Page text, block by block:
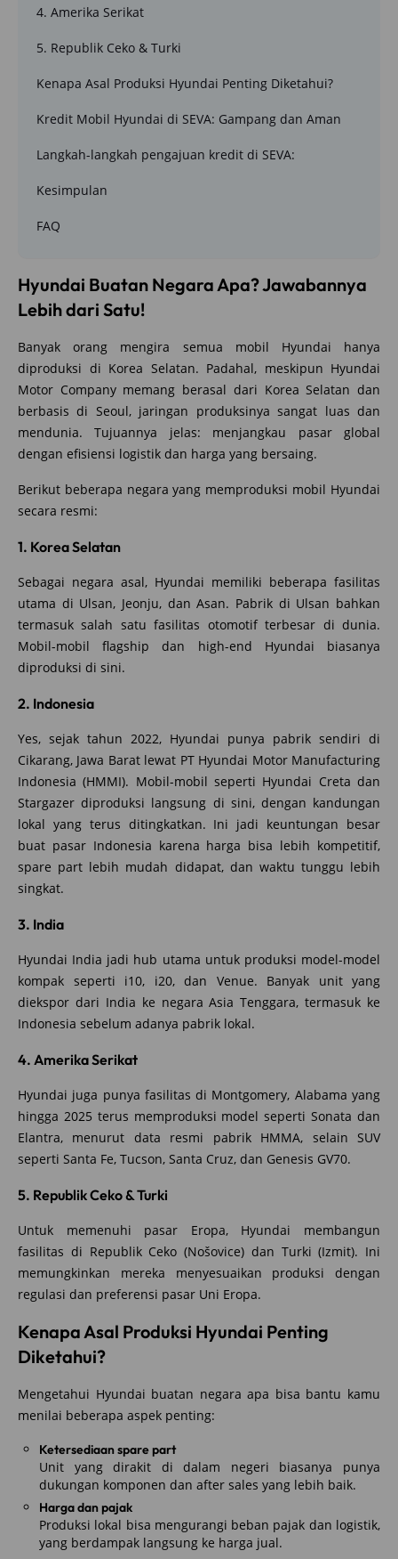
4. Amerika Serikat
5. Republik Ceko & Turki
Kenapa Asal Produksi Hyundai Penting Diketahui?
Kredit Mobil Hyundai di SEVA: Gampang dan Aman
Langkah-langkah pengajuan kredit di SEVA:
Kesimpulan
FAQ
Hyundai Buatan Negara Apa? Jawabannya
Lebih dari Satu!
Banyak orang mengira semua mobil Hyundai hanya
diproduksi di Korea Selatan. Padahal, meskipun Hyundai
Motor Company memang berasal dari Korea Selatan dan
berbasis di Seoul, jaringan produksinya sangat luas dan
mendunia. Tujuannya jelas: menjangkau pasar global
dengan efisiensi logistik dan harga yang bersaing.
Berikut beberapa negara yang memproduksi mobil Hyundai
secara resmi:
1. Korea Selatan
Sebagai negara asal, Hyundai memiliki beberapa fasilitas
utama di Ulsan, Jeonju, dan Asan. Pabrik di Ulsan bahkan
termasuk salah satu fasilitas otomotif terbesar di dunia.
Mobil-mobil flagship dan high-end Hyundai biasanya
diproduksi di sini.
2. Indonesia
Yes, sejak tahun 2022, Hyundai punya pabrik sendiri di
Cikarang, Jawa Barat lewat PT Hyundai Motor Manufacturing
Indonesia (HMMI). Mobil-mobil seperti Hyundai Creta dan
Stargazer diproduksi langsung di sini, dengan kandungan
lokal yang terus ditingkatkan. Ini jadi keuntungan besar
buat pasar Indonesia karena harga bisa lebih kompetitif,
spare part lebih mudah didapat, dan waktu tunggu lebih
singkat.
3. India
Hyundai India jadi hub utama untuk produksi model-model
kompak seperti i10, i20, dan Venue. Banyak unit yang
diekspor dari India ke negara Asia Tenggara, termasuk ke
Indonesia sebelum adanya pabrik lokal.
4. Amerika Serikat
Hyundai juga punya fasilitas di Montgomery, Alabama yang
hingga 2025 terus memproduksi model seperti Sonata dan
Elantra, menurut data resmi pabrik HMMA, selain SUV
seperti Santa Fe, Tucson, Santa Cruz, dan Genesis GV70.
5. Republik Ceko & Turki
Untuk memenuhi pasar Eropa, Hyundai membangun
fasilitas di Republik Ceko (Nošovice) dan Turki (Izmit). Ini
memungkinkan mereka menyesuaikan produksi dengan
regulasi dan preferensi pasar Uni Eropa.
Kenapa Asal Produksi Hyundai Penting
Diketahui?
Mengetahui Hyundai buatan negara apa bisa bantu kamu
menilai beberapa aspek penting:
Ketersediaan spare part
Unit yang dirakit di dalam negeri biasanya punya
dukungan komponen dan after sales yang lebih baik.
Harga dan pajak
Produksi lokal bisa mengurangi beban pajak dan logistik,
yang berdampak langsung ke harga jual.